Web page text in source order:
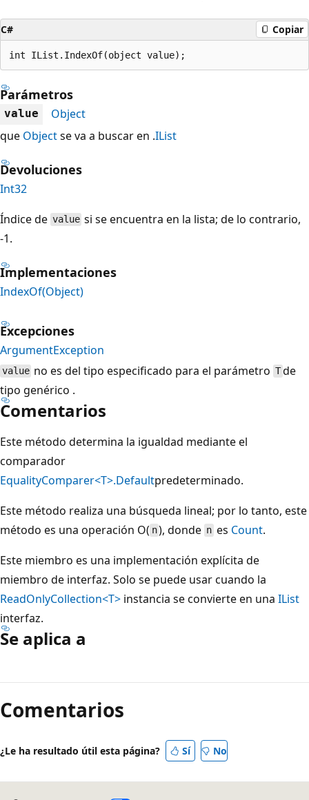
C# Copiar
int IList.IndexOf(object value);
Parámetros
value
Object
que Objectse va a buscar en .IList
Devoluciones
Int32
Índice de value si se encuentra en la lista; de lo contrario,
-1.
Implementaciones
IndexOf(Object)
Excepciones
ArgumentException
value no es del tipo especificado para el parámetroTde
tipo genérico .
Comentarios
Este método determina la igualdad mediante el
comparador
EqualityComparer<T>.Defaultpredeterminado.
Este método realiza una búsqueda lineal; por lo tanto, este
método es una operación O( n), donde nes Count.
Este miembro es una implementación explícita de
miembro de interfaz. Solo se puede usar cuando la
ReadOnlyCollection<T> instancia se convierte en una IList
interfaz.
Se aplica a
de
lectura
Comentarios
¿Le ha resultado útil esta página? Sí No